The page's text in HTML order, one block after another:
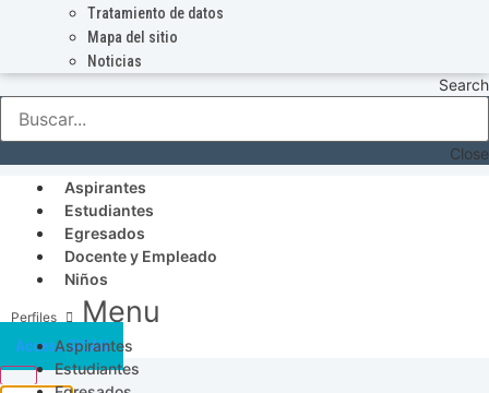
Tratamiento de datos
Mapa del sitio
Noticias
Search
Close
Aspirantes
Estudiantes
Egresados
Docente y Empleado
Niños
Menu
Aspirantes
Estudiantes
Acceso SICAU